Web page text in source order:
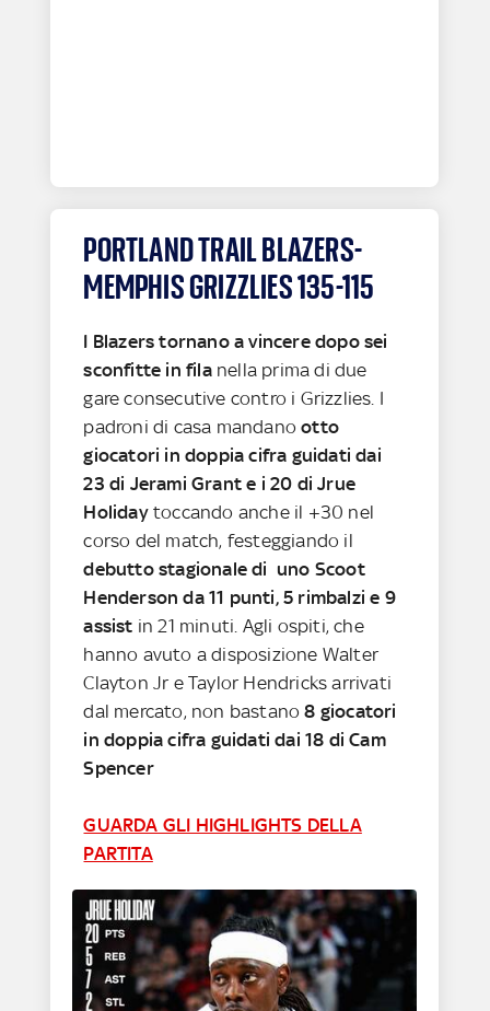
PORTLAND TRAIL BLAZERS-
MEMPHIS GRIZZLIES 135-115
I Blazers tornano a vincere dopo sei
sconfitte in filanella prima di due
gare consecutive contro i Grizzlies. I
padroni di casa mandanootto
giocatori in doppia cifra guidati dai
23 di Jerami Grant e i 20 di Jrue
Holidaytoccando anche il +30 nel
corso del match, festeggiando il
debutto stagionale di uno Scoot
Henderson da 11 punti, 5 rimbalzi e 9
assist in 21 minuti. Agli ospiti, che
hanno avuto a disposizione Walter
Clayton Jr e Taylor Hendricks arrivati
dal mercato, non bastano8 giocatori
in doppia cifra guidati dai 18 di Cam
Spencer
GUARDA GLI HIGHLIGHTS DELLA
PARTITA